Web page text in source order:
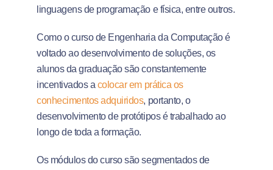
linguagens de programação e física, entre outros.
Como o curso de Engenharia da Computação é
voltado ao desenvolvimento de soluções, os
alunos da graduação são constantemente
incentivados a colocar em prática os
conhecimentos adquiridos, portanto, o
desenvolvimento de protótipos é trabalhado ao
longo de toda a formação.
Os módulos do curso são segmentados de